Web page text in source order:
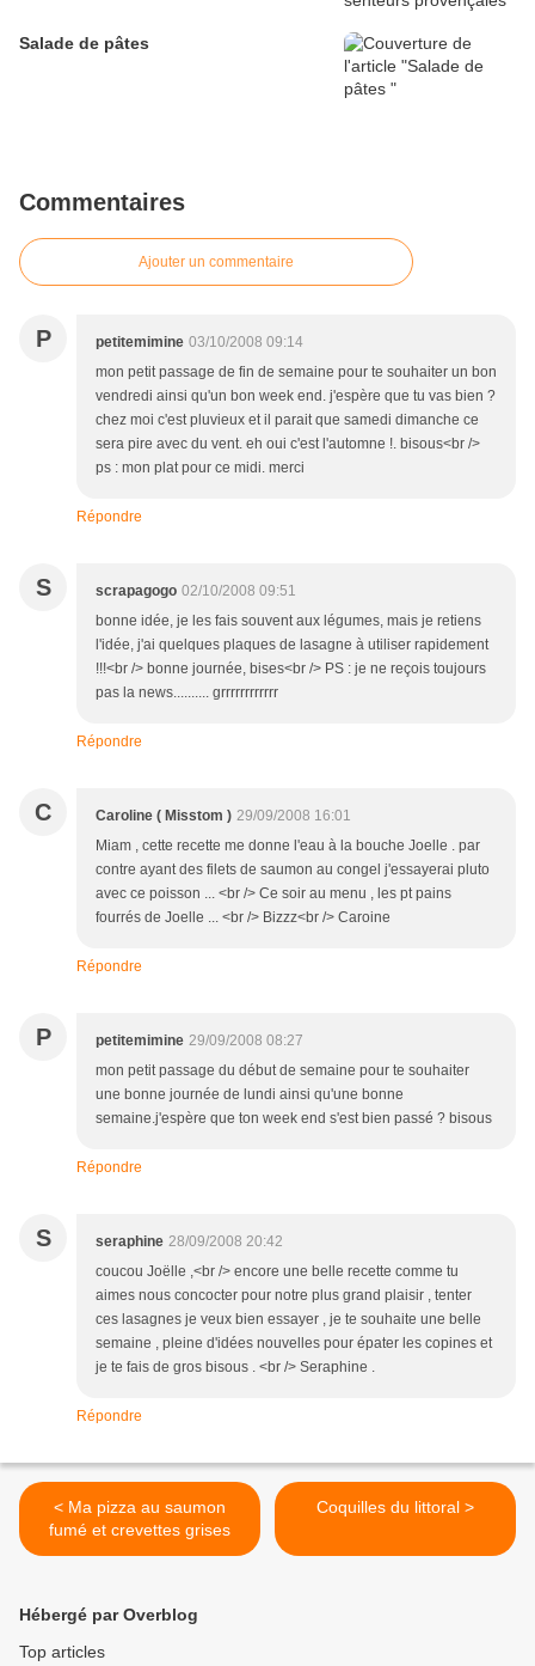
Salade de pâtes
Commentaires
Ajouter un commentaire
P petitemimine 03/10/2008 09:14
mon petit passage de fin de semaine pour te souhaiter un bon
vendredi ainsi qu'un bon week end. j'espère que tu vas bien ?
chez moi c'est pluvieux et il parait que samedi dimanche ce
sera pire avec du vent. eh oui c'est l'automne !. bisous<br />
ps : mon plat pour ce midi. merci
Répondre
S scrapagogo 02/10/2008 09:51
bonne idée, je les fais souvent aux légumes, mais je retiens
l'idée, j'ai quelques plaques de lasagne à utiliser rapidement
!!!<br /> bonne journée, bises<br /> PS : je ne reçois toujours
pas la news.......... grrrrrrrrrrrr
Répondre
C Caroline ( Misstom ) 29/09/2008 16:01
Miam , cette recette me donne l'eau à la bouche Joelle . par
contre ayant des filets de saumon au congel j'essayerai pluto
avec ce poisson ... <br /> Ce soir au menu , les pt pains
fourrés de Joelle ... <br /> Bizzz<br /> Caroine
Répondre
P petitemimine 29/09/2008 08:27
mon petit passage du début de semaine pour te souhaiter
une bonne journée de lundi ainsi qu'une bonne
semaine.j'espère que ton week end s'est bien passé ? bisous
Répondre
S seraphine 28/09/2008 20:42
coucou Joëlle ,<br /> encore une belle recette comme tu
aimes nous concocter pour notre plus grand plaisir , tenter
ces lasagnes je veux bien essayer , je te souhaite une belle
semaine , pleine d'idées nouvelles pour épater les copines et
je te fais de gros bisous . <br /> Seraphine .
Répondre
< Ma pizza au saumon
fumé et crevettes grises
Coquilles du littoral >
Hébergé par Overblog
Top articles